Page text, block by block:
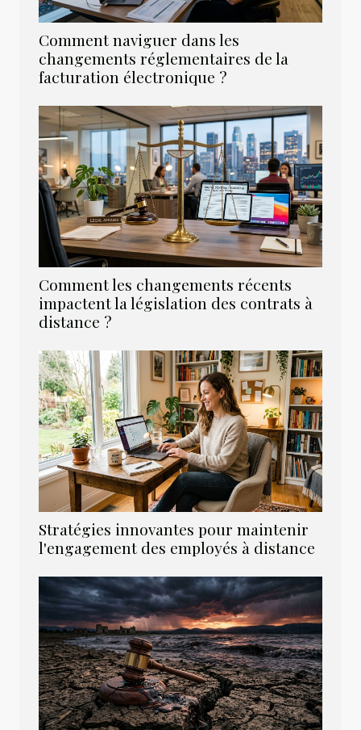
Comment naviguer dans les
changements réglementaires de la
facturation électronique ?
Comment les changements récents
impactent la législation des contrats à
distance ?
Stratégies innovantes pour maintenir
l'engagement des employés à distance